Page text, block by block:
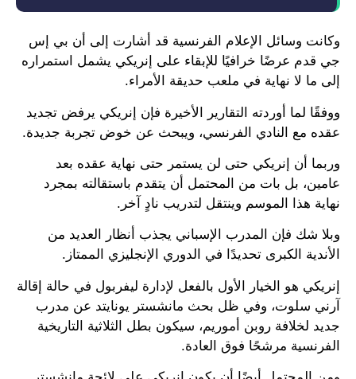
وكانت وسائل الإعلام الفرنسية قد أشارت إلى أن بي إس
جي قدم عرضًا خرافيًا للإبقاء على إنريكي يشمل استمراره
إلى ما لا نهاية في ملعب حديقة الأمراء.
ووفقًا لما أوردته التقارير الأخيرة فإن إنريكي يرفض تجديد
عقده مع النادي الفرنسي، ويبحث عن خوض تجربة جديدة.
وربما أن إنريكي حتى لن يستمر حتى نهاية عقده بعد
عامين، بل بات من المحتمل أن يتقدم باستقالته بمجرد
نهاية هذا الموسم وينتقل لتدريب نادٍ آخر.
وبلا شك فإن المدرب الإسباني يجذب أنظار العديد من
الأندية الكبرى تحديدًا في الدوري الإنجليزي الممتاز.
إنريكي هو الخيار الأول بالفعل لإدارة ليفربول في حالة إقالة
آرني سلوت، وفي ظل بحث مانشستر يونايتد عن مدرب
جديد لخلافة روبن أموريم، سيكون بطل الثلاثية التاريخية
الفرنسية مرشحًا فوق العادة.